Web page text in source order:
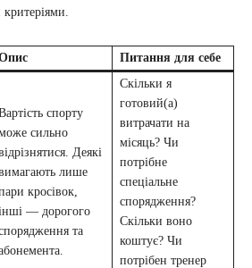
Питання для себе
спорту
сильно
Деякі
лише
кросівок,
— дорогого
та
Скільки я
готовий(а)
витрачати на
місяць? Чи
потрібне
спеціальне
спорядження?
Скільки воно
коштує? Чи
потрібен тренер